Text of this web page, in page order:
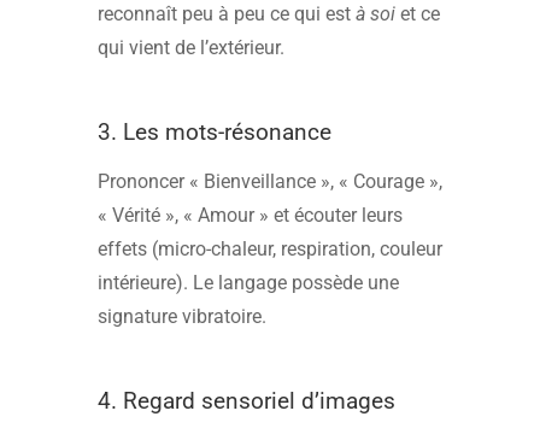
reconnaît peu à peu ce qui est à soiet ce
qui vient de l’extérieur.
3. Les mots-résonance
Prononcer « Bienveillance », « Courage »,
« Vérité », « Amour » et écouter leurs
effets (micro-chaleur, respiration, couleur
intérieure). Le langage possède une
signature vibratoire.
4. Regard sensoriel d’images